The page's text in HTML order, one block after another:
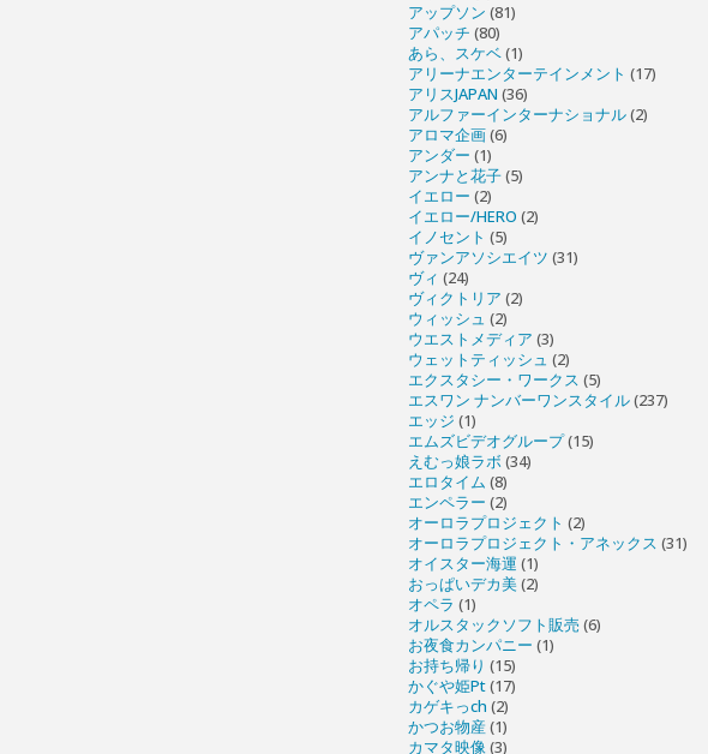
アップソン (81)
アパッチ (80)
あら、スケベ(1)
アリーナエンターテインメント (17)
アリスJAPAN (36)
アルファーインターナショナル(2)
アロマ企画(6)
アンダー (1)
アンナと花子(5)
イエロー (2)
イエロー/HERO (2)
イノセント (5)
ヴァンアソシエイツ (31)
ヴィ (24)
ヴィクトリア (2)
ウィッシュ (2)
ウエストメディア (3)
ウェットティッシュ (2)
エクスタシー・ワークス (5)
エスワン ナンバーワンスタイル(237)
エッジ (1)
エムズビデオグループ(15)
えむっ娘ラボ(34)
エロタイム (8)
エンペラー (2)
オーロラプロジェクト (2)
オーロラプロジェクト・アネックス (31)
オイスター海運 (1)
おっぱいデカ美(2)
オペラ (1)
オルスタックソフト販売 (6)
お夜食カンパニー (1)
お持ち帰り (15)
かぐや姫Pt(17)
カゲキっch (2)
かつお物産(1)
カマタ映像(3)